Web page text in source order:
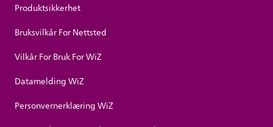
Produktsikkerhet
Bruksvilkår For Nettsted
Vilkår For Bruk For WiZ
Datamelding WiZ
Personvernerklæring WiZ